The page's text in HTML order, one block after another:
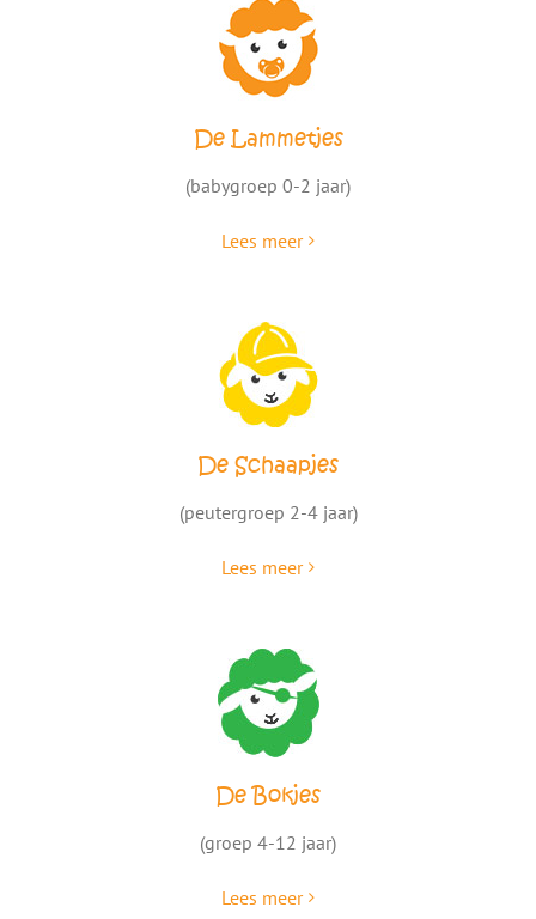
De Lammetjes
(babygroep 0-2 jaar)
Lees meer
De Schaapjes
(peutergroep 2-4 jaar)
Lees meer
De Bokjes
(groep 4-12 jaar)
Lees meer